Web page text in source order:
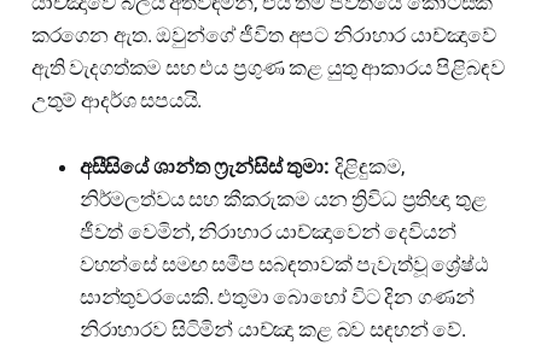
කරගෙන ඇත. ඔවුන්ගේ ජීවිත අපට නිරාහාර යාච්ඤාවේ
ඇති වැදගත්කම සහ එය ප්‍රගුණ කළ යුතු ආකාරය පිළිබඳව
උතුම් ආදර්ශ සපයයි.
අසීසියේ ශාන්ත ෆ්‍රැන්සිස් තුමා: දිළිඳුකම,
නිර්මලත්වය සහ කීකරුකම යන ත්‍රිවිධ ප්‍රතිඥා තුළ
ජීවත් වෙමින්, නිරාහාර යාච්ඤාවෙන් දෙවියන්
වහන්සේ සමඟ සමීප සබඳතාවක් පැවැත්වූ ශ්‍රේෂ්ඨ
සාන්තුවරයෙකි. එතුමා බොහෝ විට දින ගණන්
නිරාහාරව සිටිමින් යාච්ඤා කළ බව සඳහන් වේ.